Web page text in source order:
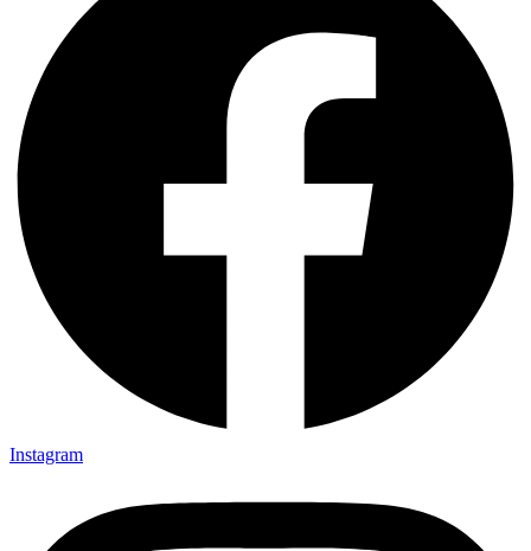
Instagram